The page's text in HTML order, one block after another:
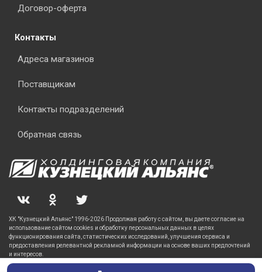
Договор-оферта
Контакты
Адреса магазинов
Поставщикам
Контакты подразделений
Обратная связь
ХК "Кузнецкий Альянс" 1996-2026 Продолжая работу с сайтом, вы даете согласие на
использование сайтом cookies и обработку персональных данных в целях
функционирования сайта, статистических исследований, улучшения сервиса и
предоставления релевантной рекламной информации на основе ваших предпочтений
и интересов.